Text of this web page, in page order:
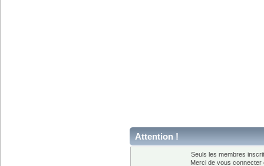
Attention !
Seuls les membres
Merci de vous